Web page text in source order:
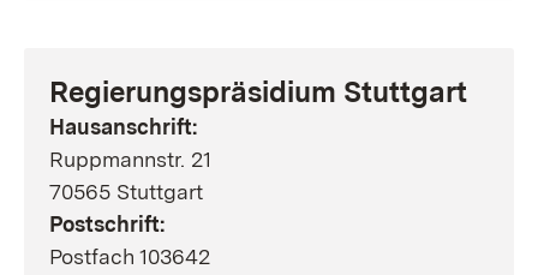
Regierungspräsidium Stuttgart
Hausanschrift:
Ruppmannstr. 21
70565 Stuttgart
Postschrift:
Postfach 103642